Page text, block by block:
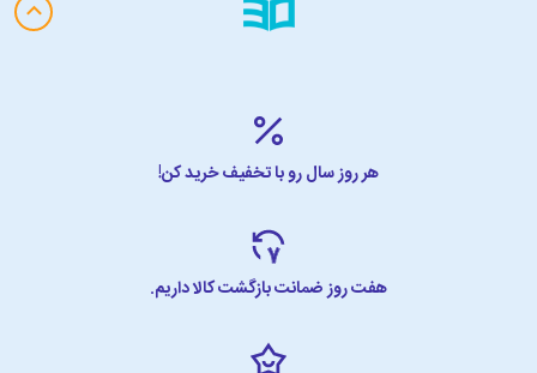
هر روز سال رو با تخفیف خرید کن!
هفت روز ضمانت بازگشت کالا داریم.